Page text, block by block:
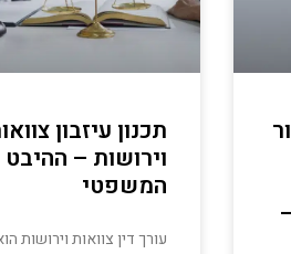
תכנון עיזבון
וירושות – ההיבט
המשפטי
עורך דין צוואות וירושות